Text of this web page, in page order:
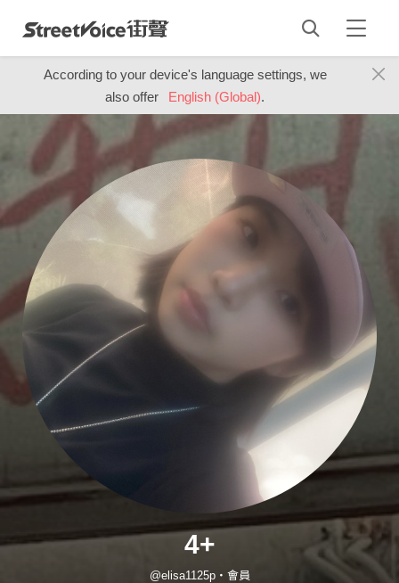
According to your device's language settings, we
also offer
English (Global).
4+
@elisa1125p・會員